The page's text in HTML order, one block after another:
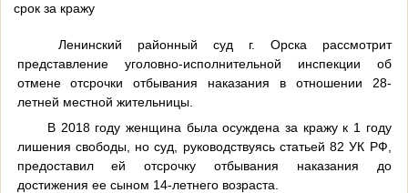
срок за кражу
Ленинский районный суд г. Орска рассмотрит
представление уголовно-исполнительной инспекции об
отмене отсрочки отбывания наказания в отношении 28-
летней местной жительницы.
В 2018 году женщина была осуждена за кражу к 1 году
лишения свободы, но суд, руководствуясь статьей 82 УК РФ,
предоставил ей отсрочку отбывания наказания до
достижения ее сыном 14-летнего возраста.